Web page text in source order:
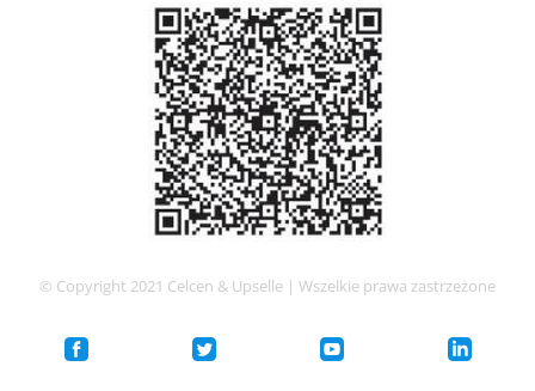
© Copyright 2021 Celcen & Upselle | Wszelkie prawa zastrzeżone